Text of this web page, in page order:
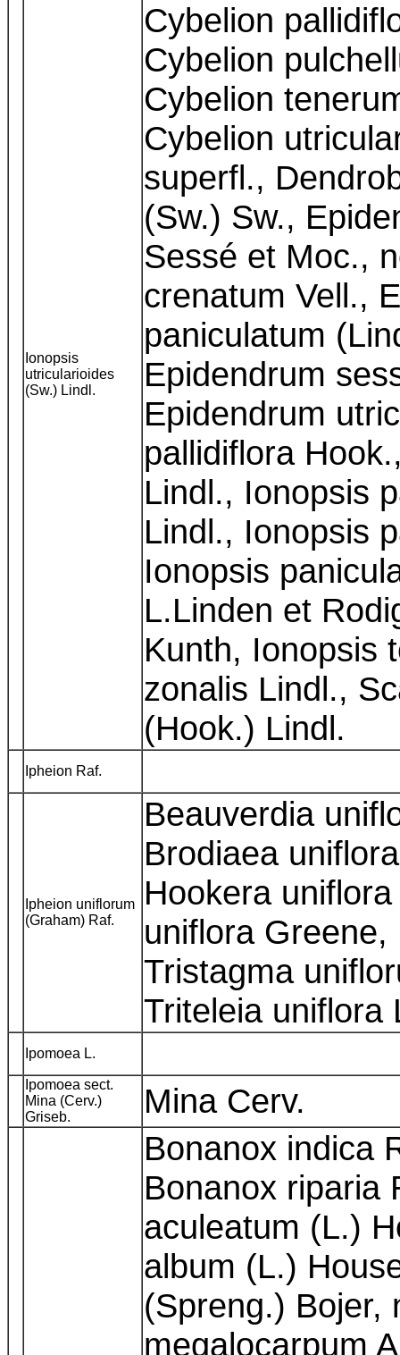
Ionopsis
utricularioides
(Sw.) Lindl.
Cybelion
Cybelion
Cybelion
Cybelion
superfl.,
(Sw.) Sw.,
Sessé et Moc.,
crenatum Vell.,
paniculatum
Epidendrum
Epidendrum
pallidiflora
Lindl., Ionopsis
Lindl., Ionopsis
Ionopsis
L.Linden et
Kunth, Ionopsis
zonalis Lindl.,
(Hook.) Lindl.
Ipheion Raf.
Ipheion uniflorum
(Graham) Raf.
Beauverdia
Brodiaea
Hookera
uniflora
Tristagma
Triteleia uniflora
Ipomoea L.
Ipomoea sect.
Mina (Cerv.)
Griseb.
Mina Cerv.
Bonanox indica
Bonanox riparia
aculeatum (L.)
album (L.)
(Spreng.) Bojer,
megalocarpum